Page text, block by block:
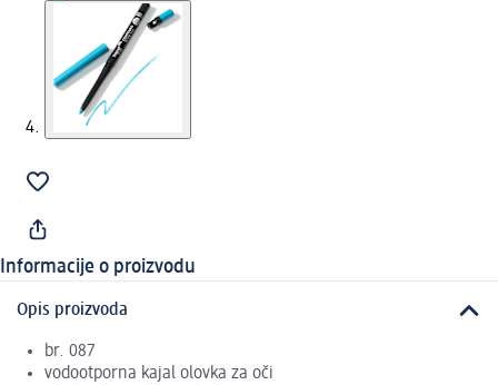
Informacije o proizvodu
Opis proizvoda
br. 087
vodootporna kajal olovka za oči